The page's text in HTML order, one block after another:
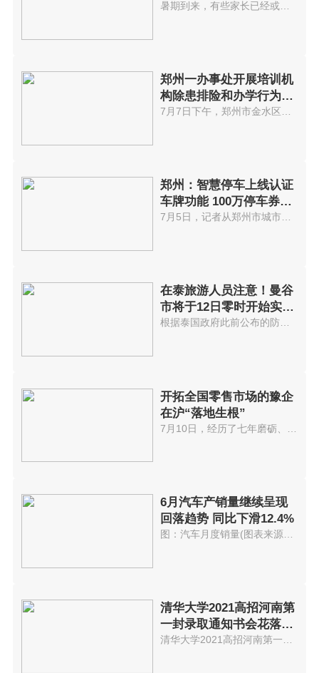
郑州一办事处开展培训机
构除患排险和办学行为规
范整改工作
郑州：智慧停车上线认证
车牌功能 100万停车券全
城派送
7月5日，记者从郑州市城市管理局...
在泰旅游人员注意！曼谷
市将于12日零时开始实
施“宵禁”
根据泰国政府此前公布的防疫升级...
开拓全国零售市场的豫企
在沪“落地生根”
6月汽车产销量继续呈现
回落趋势 同比下滑12.4%
图：汽车月度销量(图表来源：中...
清华大学2021高招河南第
一封录取通知书会花落谁
家?